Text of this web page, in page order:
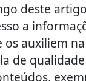
deste
a
os auxiliem
de